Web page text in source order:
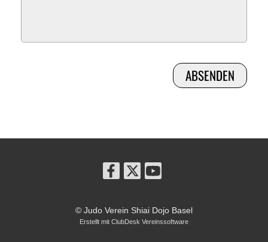
© Judo Verein Shiai Dojo Basel
Erstellt mit ClubDesk Vereinssoftware